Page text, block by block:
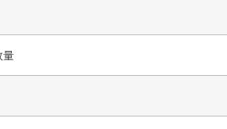
量